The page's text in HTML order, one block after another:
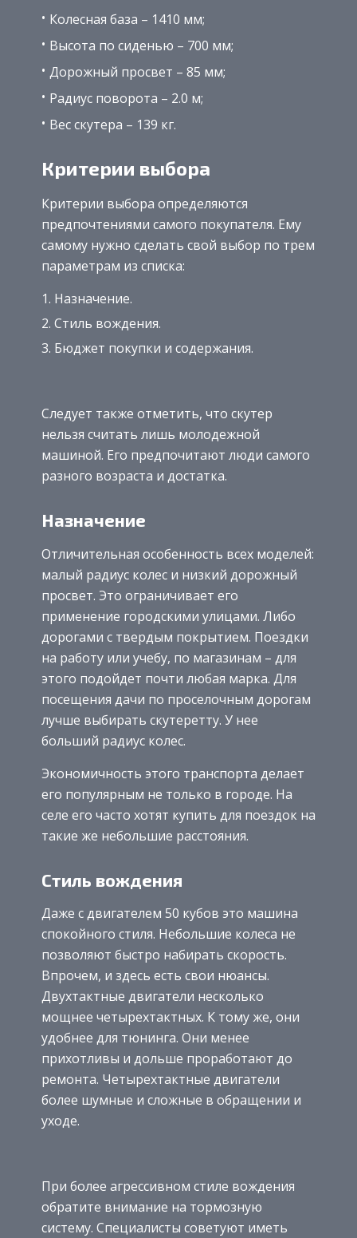
Колесная база – 1410 мм;
Высота по сиденью – 700 мм;
Дорожный просвет – 85 мм;
Радиус поворота – 2.0 м;
Вес скутера – 139 кг.
Критерии выбора
Критерии выбора определяются
предпочтениями самого покупателя. Ему
самому нужно сделать свой выбор по трем
параметрам из списка:
Назначение.
Стиль вождения.
Бюджет покупки и содержания.
Следует также отметить, что скутер
нельзя считать лишь молодежной
машиной. Его предпочитают люди самого
разного возраста и достатка.
Назначение
Отличительная особенность всех моделей:
малый радиус колес и низкий дорожный
просвет. Это ограничивает его
применение городскими улицами. Либо
дорогами с твердым покрытием. Поездки
на работу или учебу, по магазинам – для
этого подойдет почти любая марка. Для
посещения дачи по проселочным дорогам
лучше выбирать скутеретту. У нее
больший радиус колес.
Экономичность этого транспорта делает
его популярным не только в городе. На
селе его часто хотят купить для поездок на
такие же небольшие расстояния.
Стиль вождения
Даже с двигателем 50 кубов это машина
спокойного стиля. Небольшие колеса не
позволяют быстро набирать скорость.
Впрочем, и здесь есть свои нюансы.
Двухтактные двигатели несколько
мощнее четырехтактных. К тому же, они
удобнее для тюнинга. Они менее
прихотливы и дольше проработают до
ремонта. Четырехтактные двигатели
более шумные и сложные в обращении и
уходе.
При более агрессивном стиле вождения
обратите внимание на тормозную
систему. Специалисты советуют иметь